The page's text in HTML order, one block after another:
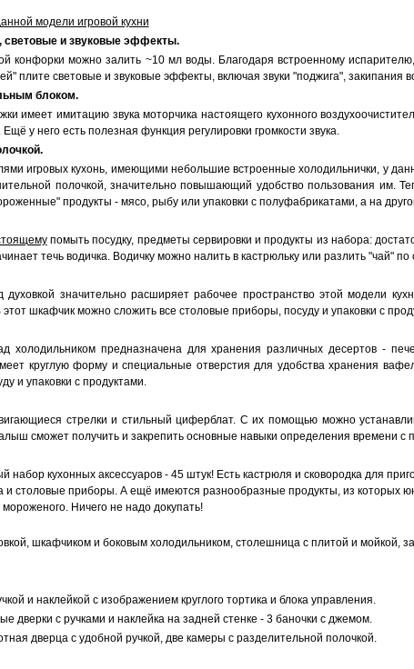
модели игровой кухни
световые и звуковые эффекты.
конфорки можно залить ~10 мл воды. Благодаря встроенному
плите световые и звуковые эффекты, включая звуки "поджига", закипания
блоком.
имеет имитацию звука моторчика настоящего кухонного
у него есть полезная функция регулировки громкости звука.
игровых кухонь, имеющими небольшие встроенные холодильнички, у
полочкой, значительно повышающий удобство пользования им.
продукты - мясо, рыбу или упаковки с полуфабрикатами, а на
помыть посудку, предметы сервировки и продукты из набора:
течь водичка. Водичку можно налить в кастрюльку или разлить "чай" по
значительно расширяет рабочее пространство этой модели
шкафчик можно сложить все столовые приборы, посуду и упаковки с
холодильником предназначена для хранения различных десертов -
круглую форму и специальные отверстия для удобства хранения
и упаковки с продуктами.
стрелки и стильный циферблат. С их помощью можно
сможет получить и закрепить основные навыки определения времени с
набор кухонных аксессуаров - 45 штук! Есть кастрюля и сковородка для
и столовые приборы. А ещё имеются разнообразные продукты, из которых
Ничего не надо докупать!
шкафчиком и боковым холодильником, столешница с плитой и мойкой,
и наклейкой с изображением круглого тортика и блока управления.
дверки с ручками и наклейка на задней стенке - 3 баночки с джемом.
дверца с удобной ручкой, две камеры с разделительной полочкой.